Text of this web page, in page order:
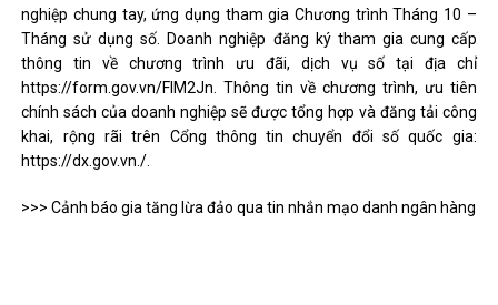
nghiệp chung tay, ứng dụng tham gia Chương trình Tháng 10 –
Tháng sử dụng số. Doanh nghiệp đăng ký tham gia cung cấp
thông tin về chương trình ưu đãi, dịch vụ số tại địa chỉ
https://form.gov.vn/FlM2Jn. Thông tin về chương trình, ưu tiên
chính sách của doanh nghiệp sẽ được tổng hợp và đăng tải công
khai, rộng rãi trên Cổng thông tin chuyển đổi số quốc gia:
https://dx.gov.vn./.
>>> Cảnh báo gia tăng lừa đảo qua tin nhắn mạo danh ngân hàng